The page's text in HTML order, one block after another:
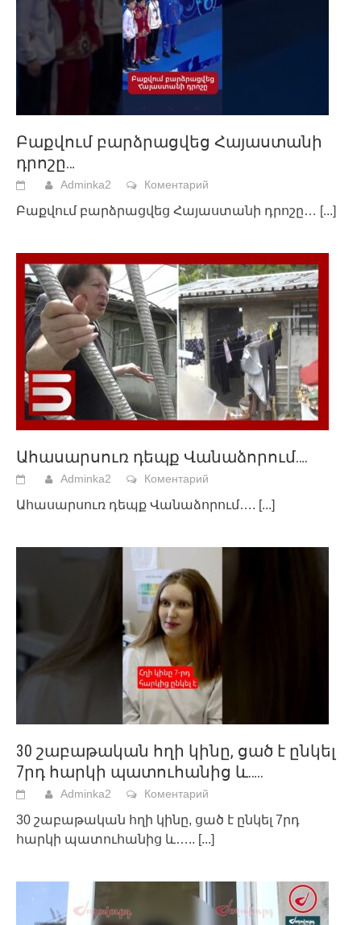
Բաքվում բարձրացվեց Հայաստանի
դրոշը…
Adminka2 Коментарий
Բաքվում բարձրացվեց Հայաստանի դրոշը… [...]
Ահասարսուռ դեպք Վանաձորում….
Adminka2 Коментарий
Ահասարսուռ դեպք Վանաձորում…. [...]
30 շաբաթական հղի կինը, ցած է ընկել
7րդ հարկի պատուհանից և…..
Adminka2 Коментарий
30 շաբաթական հղի կինը, ցած է ընկել 7րդ
հարկի պատուհանից և….. [...]